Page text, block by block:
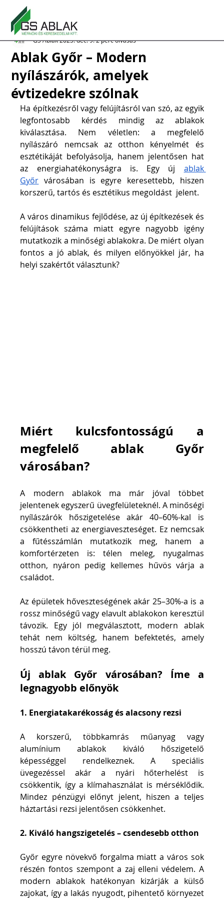
Ablak Győr – Modern
nyílászárók, amelyek
évtizedekre szólnak
GS Ablak2025. dec. 9.2 perc olvasás
Ha építkezésről vagy felújításról van szó, az egyik
legfontosabb kérdés mindig az ablakok
kiválasztása. Nem véletlen: a megfelelő
nyílászáró nemcsak az otthon kényelmét és
esztétikáját befolyásolja, hanem jelentősen hat
az energiahatékonyságra is. Egy új ablak
Győr városában is egyre keresettebb, hiszen
korszerű, tartós és esztétikus megoldást  jelent.
A város dinamikus fejlődése, az új építkezések és
felújítások száma miatt egyre nagyobb igény
mutatkozik a minőségi ablakokra. De miért olyan
fontos a jó ablak, és milyen előnyökkel jár, ha
helyi szakértőt választunk?
Miért kulcsfontosságú a
megfelelő ablak Győr
városában?
A modern ablakok ma már jóval többet
jelentenek egyszerű üvegfelületeknél. A minőségi
nyílászárók hőszigetelése akár 40–60%-kal is
csökkentheti az energiaveszteséget. Ez nemcsak
a fűtésszámlán mutatkozik meg, hanem a
komfortérzeten is: télen meleg, nyugalmas
otthon, nyáron pedig kellemes hűvös várja a
családot.
Az épületek hőveszteségének akár 25–30%-a is a
rossz minőségű vagy elavult ablakokon keresztül
távozik. Egy jól megválasztott, modern ablak
tehát nem költség, hanem befektetés, amely
hosszú távon térül meg.
Új ablak Győr városában? Íme a
legnagyobb előnyök
1. Energiatakarékosság és alacsony rezsi
A korszerű, többkamrás műanyag vagy
alumínium ablakok kiváló hőszigetelő
képességgel rendelkeznek. A speciális
üvegezéssel akár a nyári hőterhelést is
csökkentik, így a klímahasználat is mérséklődik.
Mindez pénzügyi előnyt jelent, hiszen a teljes
háztartási rezsi jelentősen csökkenhet.
2. Kiváló hangszigetelés – csendesebb otthon
Győr egyre növekvő forgalma miatt a város sok
részén fontos szempont a zaj elleni védelem. A
modern ablakok hatékonyan kizárják a külső
zajokat, így a lakás nyugodt, pihentető környezet